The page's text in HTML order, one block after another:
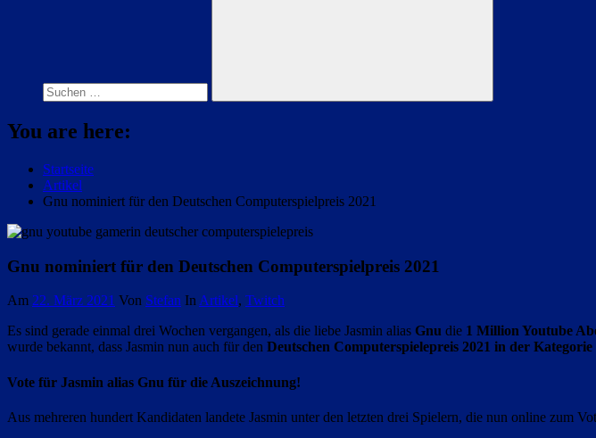
Suchen
You are here:
Startseite
Artikel
Gnu nominiert für den Deutschen Computerspielpreis 2021
Gnu nominiert für den Deutschen Computerspielpreis 2021
Am 22. März 2021 Von Stefan In Artikel, Twitch
Es sind gerade einmal drei Wochen vergangen, als die liebe Jasmin alias Gnu die 1 Million Youtube
wurde bekannt, dass Jasmin nun auch für den Deutschen Computerspielepreis 2021 in der
Vote für Jasmin alias Gnu für die Auszeichnung!
Aus mehreren hundert Kandidaten landete Jasmin unter den letzten drei Spielern, die nun online zum